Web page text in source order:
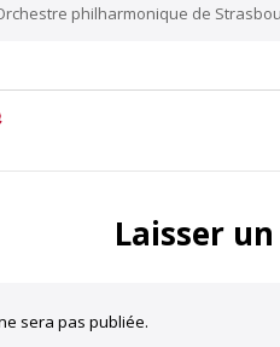
philharmonique de
Copy
Laisser
sera pas publiée.